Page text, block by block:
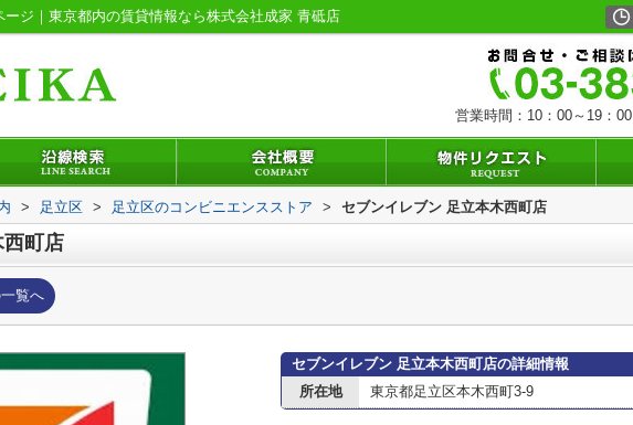
ジ｜東京都内の賃貸情報なら株式会社成家 青砥店
営業時間：10：00～19：00
> 足立区 > 足立区のコンビニエンスストア > セブンイレブン 足立本木西町店
町店
覧へ
セブンイレブン 足立本木西町店の詳細情報
所在地
東京都足立区本木西町3-9